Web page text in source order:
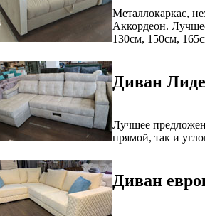
Металлокаркас,
Аккордеон.
130см, 150см,
Диван
Лучшее
прямой, так и
Диван